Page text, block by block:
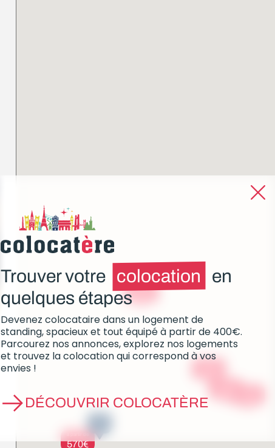
Trouver votre colocation
en
quelques étapes
Devenez colocataire dans un logement de
standing, spacieux et tout équipé à partir de 400€.
Parcourez nos annonces, explorez nos logements
et trouvez la colocation qui correspond à vos
envies !
DÉCOUVRIR COLOCATÈRE
570€
610€